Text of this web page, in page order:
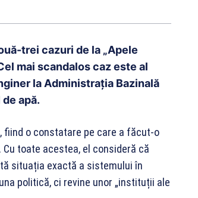
trei cazuri de la „Apele
mai scandalos caz este al
la Administrația Bazinală
apă.
fiind o constatare pe care a făcut-o
toate acestea, el consideră că
situația exactă a sistemului în
politică, ci revine unor „instituții ale